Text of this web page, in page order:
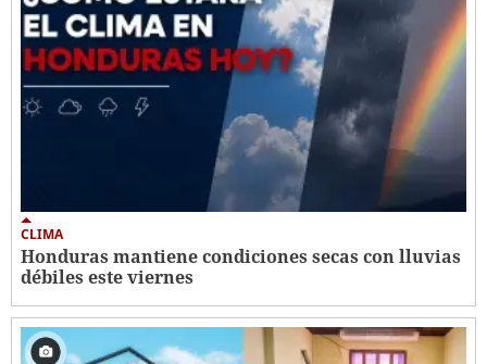
CLIMA
Honduras mantiene condiciones secas con lluvias
débiles este viernes